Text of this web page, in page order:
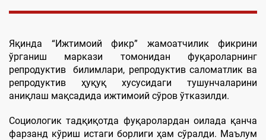
Яқинда “Ижтимоий фикр” жамоатчилик фикрини
ўрганиш маркази томонидан фуқароларнинг
репродуктив билимлари, репродуктив саломатлик ва
репродуктив ҳуқуқ хусусидаги тушунчаларини
аниқлаш мақсадида ижтимоий сўров ўтказилди.
Социологик тадқиқотда фуқаролардан оилада қанча
фарзанд кўриш истаги борлиги ҳам сўралди. Маълум